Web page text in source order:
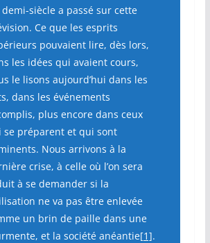
demi-siècle a passé sur cette
Ce que les esprits
pouvaient lire, dès lors,
les idées qui avaient cours,
le lisons aujourd’hui dans les
dans les événements
plus encore dans ceux
se préparent et qui sont
Nous arrivons à la
crise, à celle où l’on sera
à se demander si la
ne va pas être enlevée
un brin de paille dans une
et la société anéantie[1].